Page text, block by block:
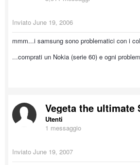
Inviato June 19, 2006
mmm...i samsung sono problematici con i
...comprati un Nokia (serie 60) e ogni
Vegeta the ultimate
Utenti
1 messaggio
Inviato June 19, 2007